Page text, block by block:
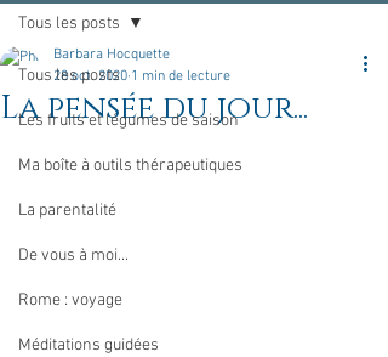
Tous les posts
Les fruits et légumes de saison
Ma boîte à outils thérapeutiques
La parentalité
De vous à moi...
Rome : voyage
Méditations guidées
Tous les posts
La pensée du jour...
Barbara Hocquette
28 oct. 2020 1 min de lecture